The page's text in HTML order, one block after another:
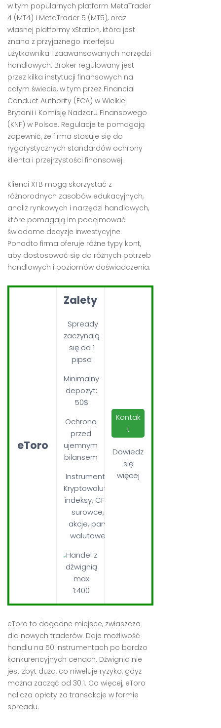
w tym popularnych platform MetaTrader
4 (MT4) i MetaTrader 5 (MT5), oraz
własnej platformy xStation, która jest
znana z przyjaznego interfejsu
użytkownika i zaawansowanych narzędzi
handlowych. Broker regulowany jest
przez kilka instytucji finansowych na
całym świecie, w tym przez Financial
Conduct Authority (FCA) w Wielkiej
Brytanii i Komisję Nadzoru Finansowego
(KNF) w Polsce. Regulacje te pomagają
zapewnić, że firma stosuje się do
rygorystycznych standardów ochrony
klienta i przejrzystości finansowej.
Klienci XTB mogą skorzystać z
różnorodnych zasobów edukacyjnych,
analiz rynkowych i narzędzi handlowych,
które pomagają im podejmować
świadome decyzje inwestycyjne.
Ponadto firma oferuje różne typy kont,
aby dostosować się do różnych potrzeb
handlowych i poziomów doświadczenia.
eToro
Zalety
Spready
zaczynają
się od 1
pipsa
Minimalny
depozyt:
50$
Ochrona
przed
ujemnym
bilansem
Instrumenty:
Kryptowaluty,
indeksy, CFD,
surowce,
akcje, pary
walutowe
Handel z
dźwignią
max
1:400
Kontak
t
Dowiedz
się
więcej
eToro to dogodne miejsce, zwłaszcza
dla nowych traderów. Daje możliwość
handlu na 50 instrumentach po bardzo
konkurencyjnych cenach. Dźwignia nie
jest zbyt duża, co niweluje ryzyko, gdyż
można zacząć od 30:1. Co więcej, eToro
nalicza opłaty za transakcje w formie
spreadu.